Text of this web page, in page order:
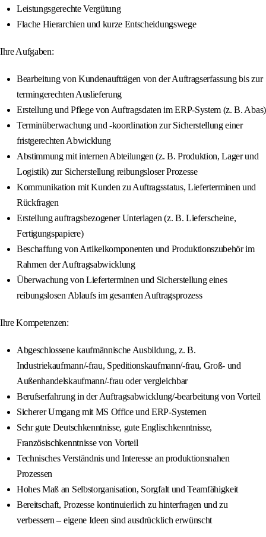
Leistungsgerechte Vergütung
Flache Hierarchien und kurze Entscheidungswege
Ihre Aufgaben:
Bearbeitung von Kundenaufträgen von der Auftragserfassung bis zur
termingerechten Auslieferung
Erstellung und Pflege von Auftragsdaten im ERP-System (z. B. Abas)
Terminüberwachung und -koordination zur Sicherstellung einer
fristgerechten Abwicklung
Abstimmung mit internen Abteilungen (z. B. Produktion, Lager und
Logistik) zur Sicherstellung reibungsloser Prozesse
Kommunikation mit Kunden zu Auftragsstatus, Lieferterminen und
Rückfragen
Erstellung auftragsbezogener Unterlagen (z. B. Lieferscheine,
Fertigungspapiere)
Beschaffung von Artikelkomponenten und Produktionszubehör im
Rahmen der Auftragsabwicklung
Überwachung von Lieferterminen und Sicherstellung eines
reibungslosen Ablaufs im gesamten Auftragsprozess
Ihre Kompetenzen:
Abgeschlossene kaufmännische Ausbildung, z. B.
Industriekaufmann/-frau, Speditionskaufmann/-frau, Groß- und
Außenhandelskaufmann/-frau oder vergleichbar
Berufserfahrung in der Auftragsabwicklung/-bearbeitung von Vorteil
Sicherer Umgang mit MS Office und ERP-Systemen
Sehr gute Deutschkenntnisse, gute Englischkenntnisse,
Französischkenntnisse von Vorteil
Technisches Verständnis und Interesse an produktionsnahen
Prozessen
Hohes Maß an Selbstorganisation, Sorgfalt und Teamfähigkeit
Bereitschaft, Prozesse kontinuierlich zu hinterfragen und zu
verbessern – eigene Ideen sind ausdrücklich erwünscht